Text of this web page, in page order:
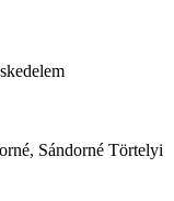
Sándorné Törtelyi